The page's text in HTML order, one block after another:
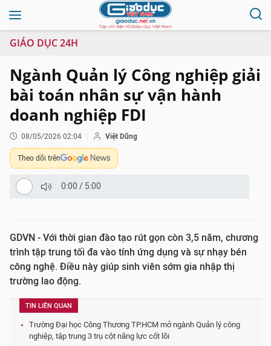
GIÁO DỤC 24H
Ngành Quản lý Công nghiệp giải
bài toán nhân sự vận hành
doanh nghiệp FDI
08/05/2026 02:04 Việt Dũng
Theo dõi trên
0:00 / 5:00
GDVN - Với thời gian đào tạo rút gọn còn 3,5 năm, chương
trình tập trung tối đa vào tính ứng dụng và sự nhạy bén
công nghệ. Điều này giúp sinh viên sớm gia nhập thị
trường lao động.
TIN LIÊN QUAN
Trường Đại học Công Thương TP.HCM mở ngành Quản lý công
nghiệp, tập trung 3 trụ cột năng lực cốt lõi